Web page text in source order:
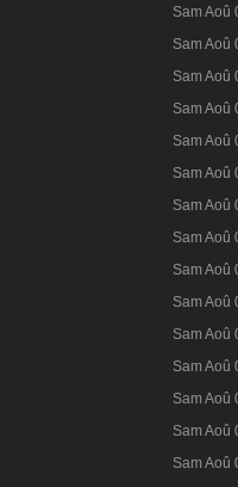
Sam Aoû
Sam Aoû
Sam Aoû
Sam Aoû
Sam Aoû
Sam Aoû
Sam Aoû
Sam Aoû
Sam Aoû
Sam Aoû
Sam Aoû
Sam Aoû
Sam Aoû
Sam Aoû
Sam Aoû